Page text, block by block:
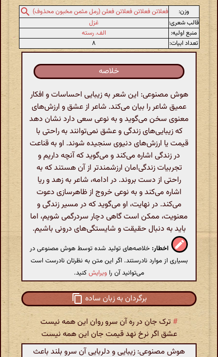
وزن:
فعلاتن فعلاتن فعلاتن فعلن (رمل مثمن مخبون محذوف)
قالب شعری:
غزل
منبع اولیه:
الف. رسته
تعداد ابیات:
۸
خلاصه
هوش مصنوعی: این شعر به زیبایی احساسات و افکار
عمیق شاعر را بیان می‌کند. شاعر از عشق و ارزش‌های
معنوی سخن می‌گوید و به نوعی سعی دارد نشان دهد
که زیبایی‌های زندگی و عشق نمی‌توانند به راحتی با
قیمت یا ارزش‌های دنیوی سنجیده شوند. او به قناعت
در زندگی اشاره می‌کند و می‌گوید که آنچه داریم و
تجربیات زندگی‌امان ارزشمندتر از آن هستند که به
راحتی از دست بروند. در ادامه، شاعر به زهد و ریا
اشاره می‌کند و به نوعی خروج از ظاهرسازی دعوت
می‌کند. در نهایت، او می‌گوید که در مسیر زندگی و
معنویت، ممکن است گاهی دچار سردرگمی شویم، اما
باید به دنبال حقیقت و شایستگی‌های درونی باشیم.
اخطار: خلاصه‌های تولید شده توسط هوش مصنوعی در
بسیاری از موارد نادرستند. اگر این متن به نظرتان نادرست است
می‌توانید آن را ویرایشکنید.
برگردان به زبان ساده
# ترک جان در ره آن سرو روان این همه نیست
عشق اگر نرخ نهد قیمت جان این همه نیست
هوش مصنوعی: زیبایی و دلربایی آن سرو بلند باعث